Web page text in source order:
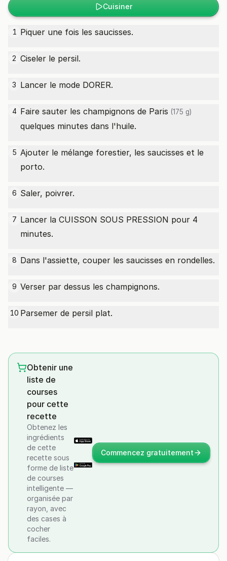
Cuisiner
1 Piquer une fois les saucisses.
2 Ciseler le persil.
3 Lancer le mode DORER.
4 Faire sauter les champignons de Paris (175 g)
quelques minutes dans l'huile.
5 Ajouter le mélange forestier, les saucisses et le
porto.
6 Saler, poivrer.
7 Lancer la CUISSON SOUS PRESSION pour 4
minutes.
8 Dans l'assiette, couper les saucisses en rondelles.
9 Verser par dessus les champignons.
10 Parsemer de persil plat.
Obtenir une
liste de
courses
pour cette
recette
Obtenez les
ingrédients
de cette
recette sous
forme de liste
de courses
intelligente —
organisée par
rayon, avec
des cases à
cocher
faciles.
Commencez gratuitement